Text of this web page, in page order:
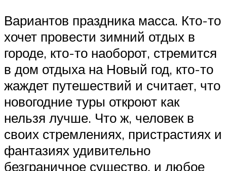
Вариантов праздника масса. Кто-то
хочет провести зимний отдых в
городе, кто-то наоборот, стремится
в дом отдыха на Новый год, кто-то
жаждет путешествий и считает, что
новогодние туры откроют как
нельзя лучше. Что ж, человек в
своих стремлениях, пристрастиях и
фантазиях удивительно
безграничное существо, и любое